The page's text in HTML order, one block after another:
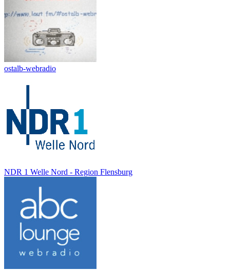
ostalb-webradio
NDR 1 Welle Nord - Region Flensburg